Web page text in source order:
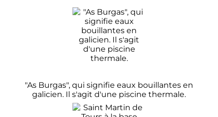
"As Burgas", qui signifie eaux bouillantes en
galicien. Il s'agit d'une piscine thermale.